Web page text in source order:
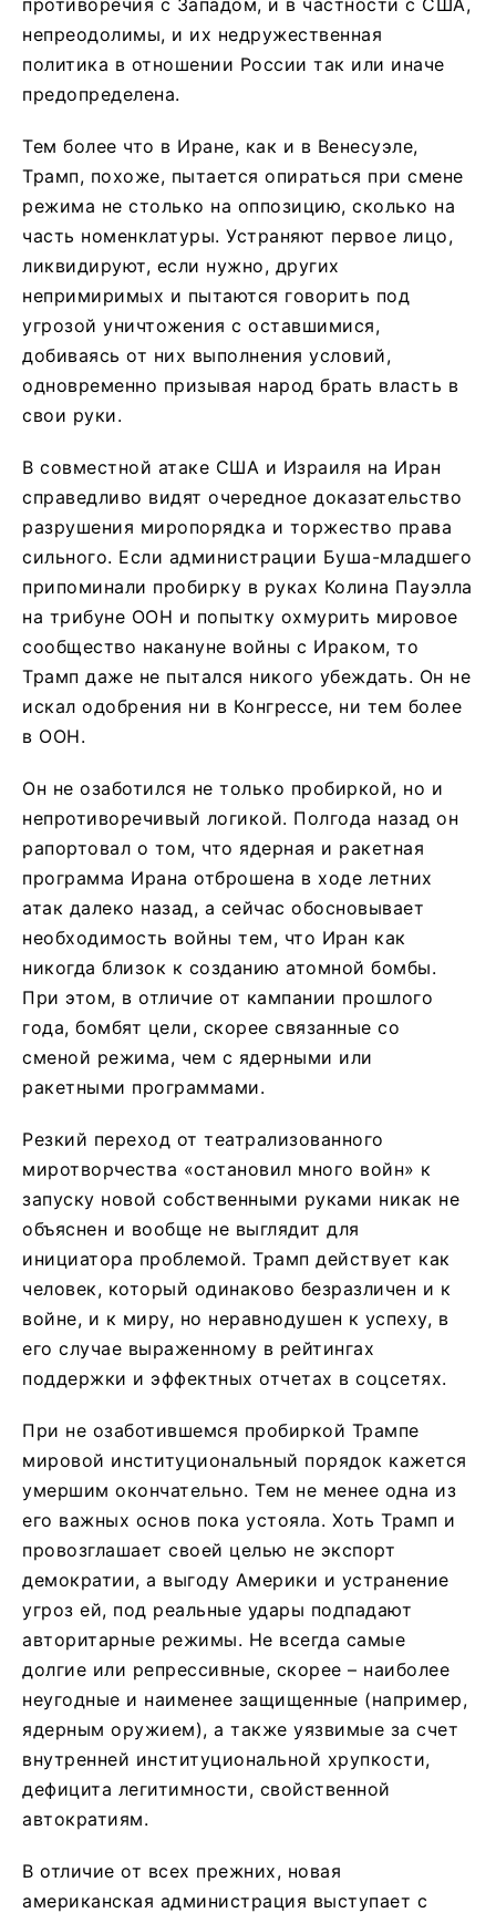
непреодолимы, и их недружественная
политика в отношении России так или иначе
предопределена.
Тем более что в Иране, как и в Венесуэле,
Трамп, похоже, пытается опираться при смене
режима не столько на оппозицию, сколько на
часть номенклатуры. Устраняют первое лицо,
ликвидируют, если нужно, других
непримиримых и пытаются говорить под
угрозой уничтожения с оставшимися,
добиваясь от них выполнения условий,
одновременно призывая народ брать власть в
свои руки.
В совместной атаке США и Израиля на Иран
справедливо видят очередное доказательство
разрушения миропорядка и торжество права
сильного. Если администрации Буша-младшего
припоминали пробирку в руках Колина Пауэлла
на трибуне ООН и попытку охмурить мировое
сообщество накануне войны с Ираком, то
Трамп даже не пытался никого убеждать. Он не
искал одобрения ни в Конгрессе, ни тем более
в ООН.
Он не озаботился не только пробиркой, но и
непротиворечивый логикой. Полгода назад он
рапортовал о том, что ядерная и ракетная
программа Ирана отброшена в ходе летних
атак далеко назад, а сейчас обосновывает
необходимость войны тем, что Иран как
никогда близок к созданию атомной бомбы.
При этом, в отличие от кампании прошлого
года, бомбят цели, скорее связанные со
сменой режима, чем с ядерными или
ракетными программами.
Резкий переход от театрализованного
миротворчества «остановил много войн» к
запуску новой собственными руками никак не
объяснен и вообще не выглядит для
инициатора проблемой. Трамп действует как
человек, который одинаково безразличен и к
войне, и к миру, но неравнодушен к успеху, в
его случае выраженному в рейтингах
поддержки и эффектных отчетах в соцсетях.
При не озаботившемся пробиркой Трампе
мировой институциональный порядок кажется
умершим окончательно. Тем не менее одна из
его важных основ пока устояла. Хоть Трамп и
провозглашает своей целью не экспорт
демократии, а выгоду Америки и устранение
угроз ей, под реальные удары подпадают
авторитарные режимы. Не всегда самые
долгие или репрессивные, скорее – наиболее
неугодные и наименее защищенные (например,
ядерным оружием), а также уязвимые за счет
внутренней институциональной хрупкости,
дефицита легитимности, свойственной
автократиям.
В отличие от всех прежних, новая
американская администрация выступает с